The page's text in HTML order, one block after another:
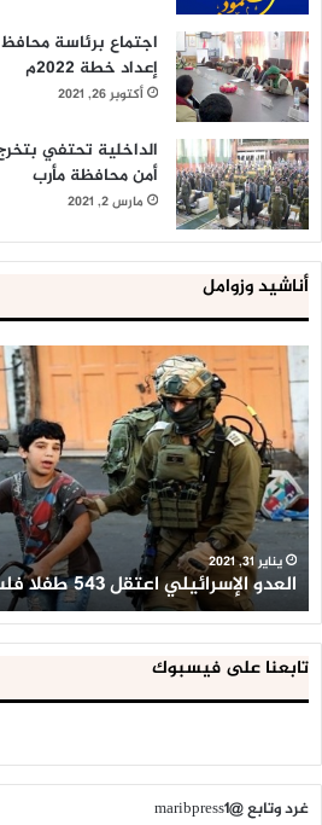
اجتماع برئاسة
إعداد خطة 2022م
أكتوبر 26, 2021
الداخلية تحتفي
أمن محافظة مأرب
مارس 2, 2021
أناشيد وزوامل
العدو
الإسرائيلي
اعتقل
543
طفلا
فلسطينيا
خلال
2020
يناير 31, 2021
العدو الإسرائيلي اعتقل 543 طفلا فلسطينيا خلال 2020
تابعنا على فيسبوك
غرد وتابع @maribpress1